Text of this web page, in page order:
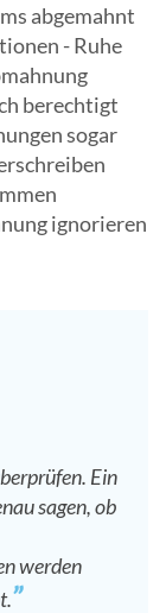
abgemahnt
- Ruhe
berechtigt
sogar
ignorieren
Ein
sagen, ob
werden